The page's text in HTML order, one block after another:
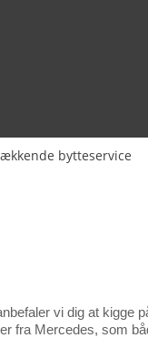
bytteservice
vi dig at
fra Mercedes, som